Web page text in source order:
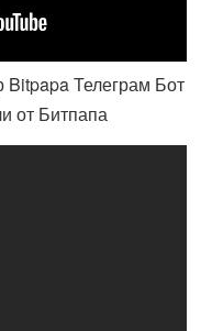
Телеграм Бот
от Битпапа